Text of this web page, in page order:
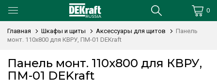
0
Главная Шкафы и щиты Аксессуары для щитов
Панель
монт. 110х800 для КВРУ, ПМ-01 DEKraft
Панель монт. 110х800 для КВРУ,
ПМ-01 DEKraft